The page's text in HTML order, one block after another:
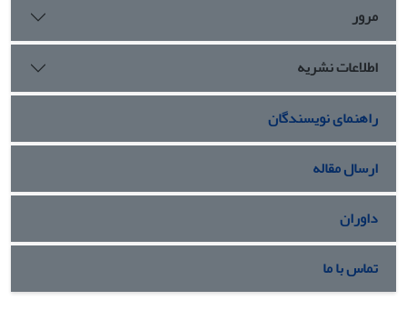
مرور
اطلاعات نشریه
راهنمای نویسندگان
ارسال مقاله
داوران
تماس با ما